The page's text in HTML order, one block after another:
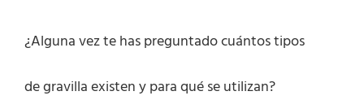
¿Alguna vez te has preguntado cuántos tipos
de gravilla existen y para qué se utilizan?